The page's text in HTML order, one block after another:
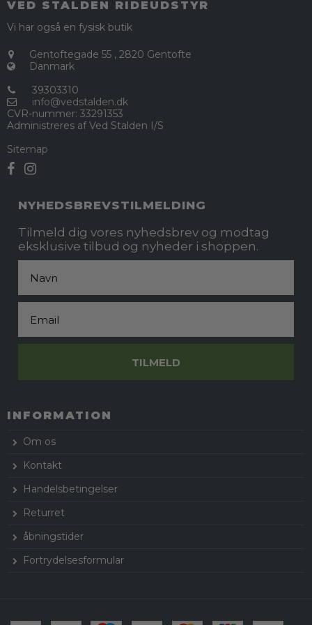
VED STALDEN RIDEUDSTYR
Vi har også en fysisk butik
Gentoftegade 55 , 2820 Gentofte
Danmark
39303310
info@vedstalden.dk
CVR-nummer: 33291353
Administreres af Ved Stalden I/S
Sitemap
NYHEDSBREVSTILMELDING
Tilmeld dig vores nyhedsbrev og modtag
eksklusive tilbud og nyheder i shoppen.
TILMELD
INFORMATION
Om os
Kontakt
Handelsbetingelser
Returret
åbningstider
Fortrydelsesformular